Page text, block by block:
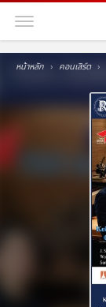
หน้าหลัก คอนเสิร์ต